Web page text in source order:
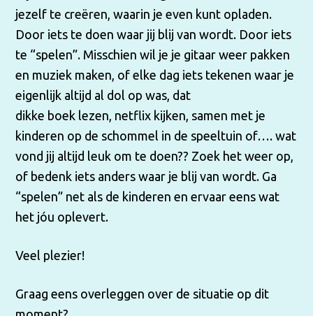
jezelf te creëren, waarin je even kunt opladen.
Door iets te doen waar jij blij van wordt. Door iets
te “spelen”. Misschien wil je je gitaar weer pakken
en muziek maken, of elke dag iets tekenen waar je
eigenlijk altijd al dol op was, dat
dikke boek lezen, netflix kijken, samen met je
kinderen op de schommel in de speeltuin of…. wat
vond jij altijd leuk om te doen?? Zoek het weer op,
of bedenk iets anders waar je blij van wordt. Ga
“spelen” net als de kinderen en ervaar eens wat
het jóu oplevert.
Veel plezier!
Graag eens overleggen over de situatie op dit